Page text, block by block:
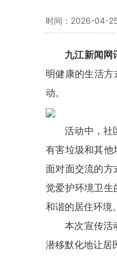
时间：2026-04-
九江新闻网
明健康的生活
动。
活动中，社
有害垃圾和其他
面对面交流的方
觉爱护环境卫生
和谐的居住环境。
本次宣传活
潜移默化地让居